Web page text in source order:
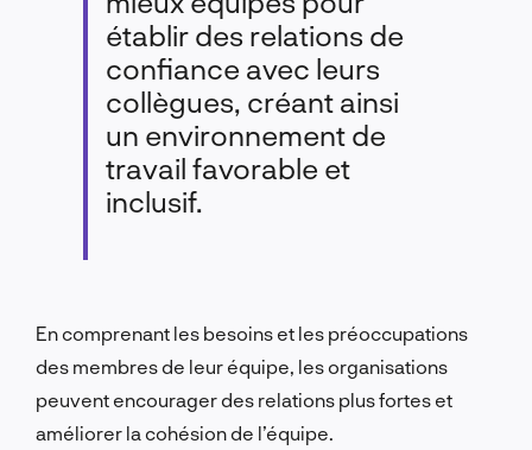
établir des relations de
confiance avec leurs
collègues, créant ainsi
un environnement de
travail favorable et
inclusif.
En comprenant les besoins et les préoccupations
des membres de leur équipe, les organisations
peuvent encourager des relations plus fortes et
améliorer la cohésion de l’équipe.